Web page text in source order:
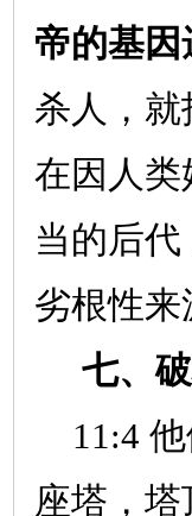
帝的基因
杀人，
在因人类
当的后
劣根性来
七、
11:4
座塔，